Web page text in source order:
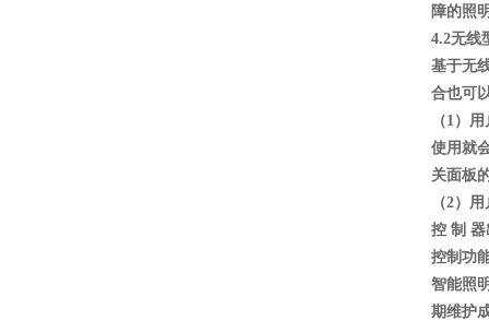
障的照
4.2无线
基于无
合也可
（1）
使用就
关面板
（2）
控 制
控制功
智能照
期维护